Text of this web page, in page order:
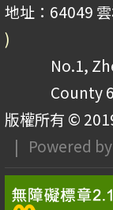
地址：64049
)
No.1,
County
版權所有 ©
| Powered by